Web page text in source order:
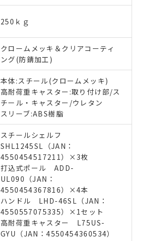
250ｋｇ
クロームメッキ＆クリアコーティ
ング(防錆加工)
本体:スチール(クロームメッキ)
高耐荷重キャスター:取り付け部/ス
チール・キャスター/ウレタン
スリーブ:ABS樹脂
スチールシェルフ
SHL1245SL（JAN：
4550454517211）×3枚
打込式ポール ADD-
UL090（JAN：
4550454367816）×4本
ハンドル LHD-46SL（JAN：
4550557075335）×1セット
高耐荷重キャスター L75US-
GYU（JAN：4550454360534）